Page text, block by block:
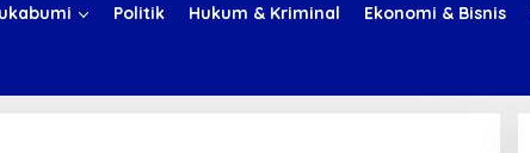
Politik Hukum & Kriminal Ekonomi & Bisnis